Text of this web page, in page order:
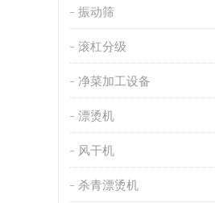
振动筛
滚杠分级
净菜加工设备
漂烫机
风干机
杀青漂烫机